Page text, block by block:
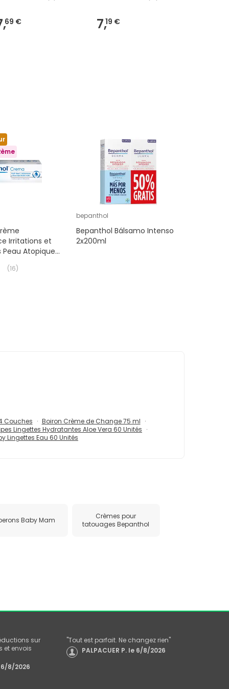
69 € 7,19 €
Irritations et
Atopique
(16)
bepanthol
Bepanthol Bálsamo Intenso
2x200ml
Couches
Boiron Crème de Change 75 ml
Lingettes Hydratantes Aloe Vera 60 Unités
Lingettes Eau 60 Unités
Baby Mam
Crèmes pour
tatouages Bepanthol
sur
et envois
6/8/2026
"Tout est parfait. Ne changez rien"
PALPACUER P. le 6/8/2026